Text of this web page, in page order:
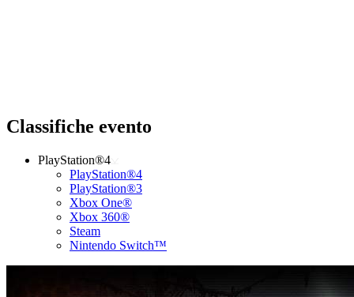
Classifiche evento
PlayStation®4
PlayStation®4
PlayStation®3
Xbox One®
Xbox 360®
Steam
Nintendo Switch™